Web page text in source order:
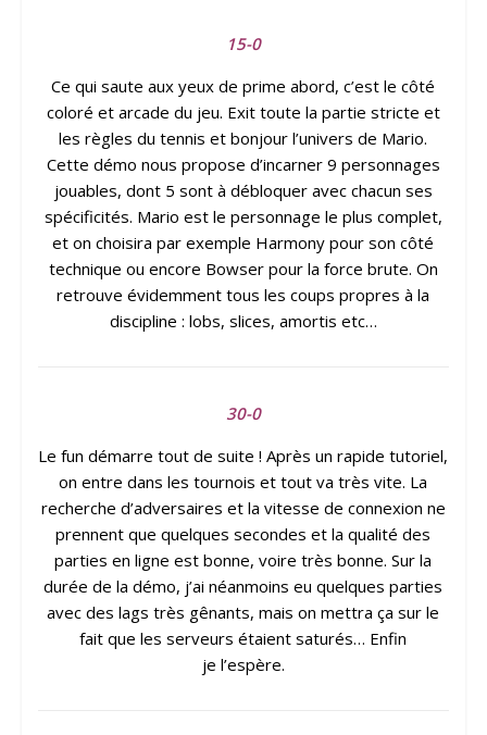
15-0
Ce qui saute aux yeux de prime abord, c’est le côté
coloré et arcade du jeu. Exit toute la partie stricte et
les règles du tennis et bonjour l’univers de Mario.
Cette démo nous propose d’incarner 9 personnages
jouables, dont 5 sont à débloquer avec chacun ses
spécificités. Mario est le personnage le plus complet,
et on choisira par exemple Harmony pour son côté
technique ou encore Bowser pour la force brute. On
retrouve évidemment tous les coups propres à la
discipline : lobs, slices, amortis etc…
30-0
Le fun démarre tout de suite ! Après un rapide tutoriel,
on entre dans les tournois et tout va très vite. La
recherche d’adversaires et la vitesse de connexion ne
prennent que quelques secondes et la qualité des
parties en ligne est bonne, voire très bonne. Sur la
durée de la démo, j’ai néanmoins eu quelques parties
avec des lags très gênants, mais on mettra ça sur le
fait que les serveurs étaient saturés… Enfin
je l’espère.